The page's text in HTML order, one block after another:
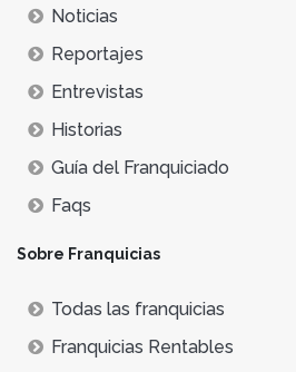
Noticias
Reportajes
Entrevistas
Historias
Guía del Franquiciado
Faqs
Sobre Franquicias
Todas las franquicias
Franquicias Rentables